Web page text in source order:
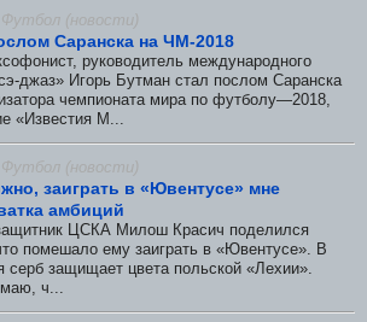
(новости)
Саранска на ЧМ-2018
руководитель международного
джаз» Игорь Бутман стал послом Саранска
чемпионата мира по футболу—2018,
«Известия М...
(новости)
заиграть в «Ювентусе» мне
амбиций
ЦСКА Милош Красич поделился
помешало ему заиграть в «Ювентусе». В
серб защищает цвета польской «Лехии».
ч...